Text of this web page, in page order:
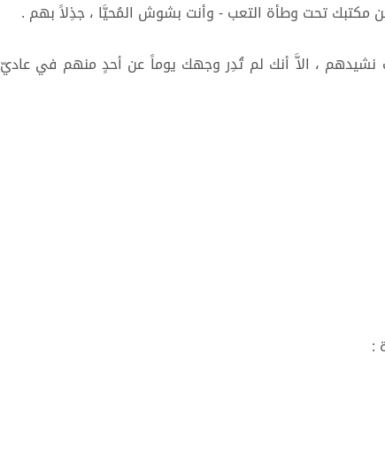
تحت وطأة التعب - وأنت بشوش المُحيَّا ، جذِلاً بهم .
، الاَّ أنك لم تُدِر وجهك يوماً عن أحدٍ منهم في عاديّ
: